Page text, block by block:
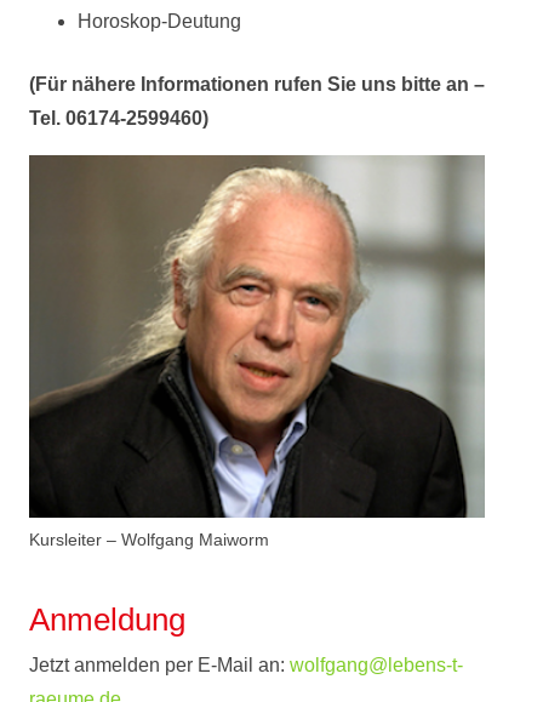
Horoskop-Deutung
(Für nähere Informationen rufen Sie uns bitte an –
Tel. 06174-2599460)
Kursleiter – Wolfgang Maiworm
Anmeldung
Jetzt anmelden per E-Mail an: wolfgang@lebens-t-